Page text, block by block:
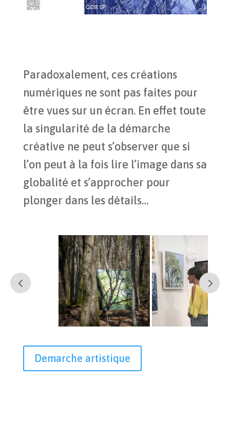
Paradoxalement, ces créations
numériques ne sont pas faites pour
être vues sur un écran. En effet toute
la singularité de la démarche
créative ne peut s’observer que si
l’on peut à la fois lire l’image dans sa
globalité et s’approcher pour
plonger dans les détails…
Demarche artistique